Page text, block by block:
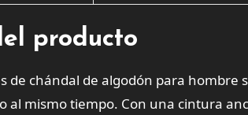
producto
de chándal de algodón para
al mismo tiempo. Con una cintura